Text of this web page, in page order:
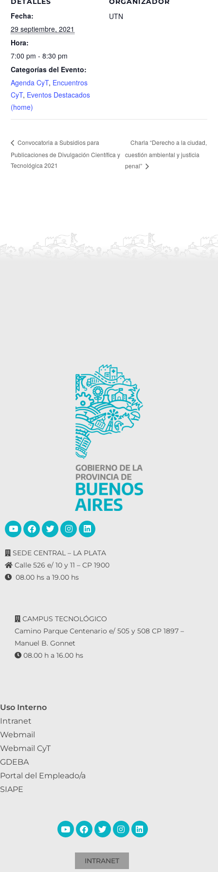
Fecha:
29 septiembre, 2021
Hora:
7:00 pm - 8:30 pm
Categorías del Evento:
Agenda CyT, Encuentros
CyT, Eventos Destacados
(home)
UTN
Convocatoria a Subsidios para
Publicaciones de Divulgación Científica y
Tecnológica 2021
Charla “Derecho a la ciudad,
cuestión ambiental y justicia
penal”
SEDE CENTRAL – LA PLATA
Calle 526 e/ 10 y 11 – CP 1900
08.00 hs a 19.00 hs
CAMPUS TECNOLÓGICO
Camino Parque Centenario e/ 505 y 508 CP 1897 –
Manuel B. Gonnet
08.00 h a 16.00 hs
Uso Interno
Intranet
Webmail
Webmail CyT
GDEBA
Portal del Empleado/a
SIAPE
INTRANET